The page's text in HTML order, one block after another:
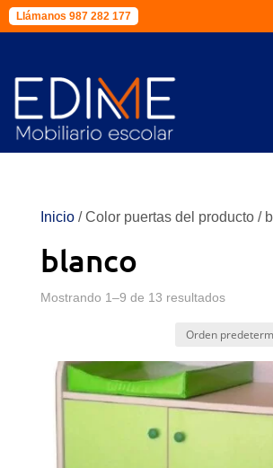
Llámanos 987 282 177
Inicio/ Color puertas del producto /
blanco
Mostrando 1–9 de 13 resultados